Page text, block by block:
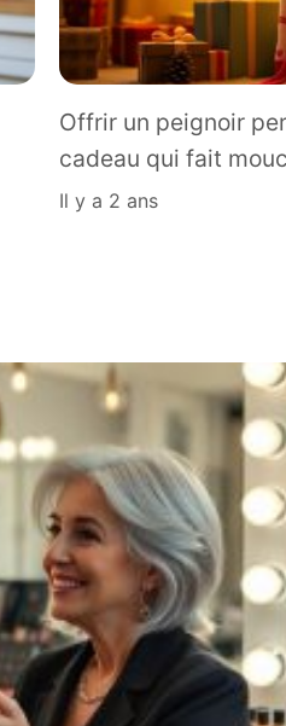
Offrir un peignoir
cadeau qui fait
il y a 2 ans